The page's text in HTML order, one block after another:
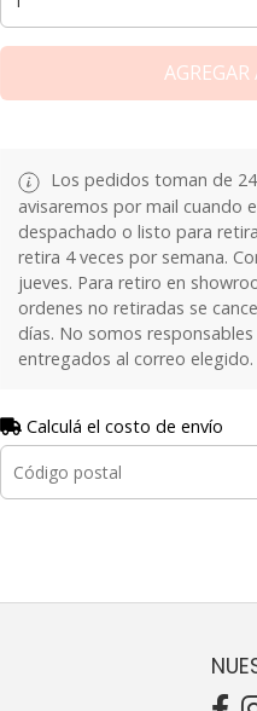
Los pedidos toman de
avisaremos por mail cuando
despachado o listo para
retira 4 veces por semana.
jueves. Para retiro en
ordenes no retiradas se
días. No somos
entregados al correo elegido.
Calculá el costo de envío